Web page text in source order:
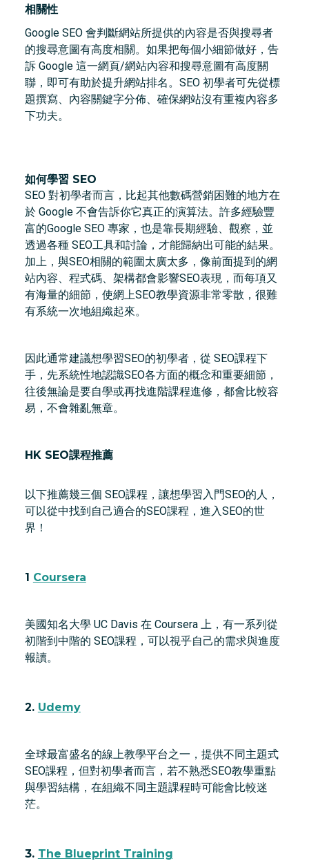
相關性
Google SEO 會判斷網站所提供的內容是否與搜尋者
的搜尋意圖有高度相關。如果把每個小細節做好，告
訴 Google 這一網頁/網站內容和搜尋意圖有高度關
聯，即可有助於提升網站排名。SEO 初學者可先從標
題撰寫、內容關鍵字分佈、確保網站沒有重複內容多
下功夫。
如何學習 SEO
SEO 對初學者而言，比起其他數碼營銷困難的地方在
於 Google 不會告訴你它真正的演算法。許多經驗豐
富的Google SEO 專家，也是靠長期經驗、觀察，並
透過各種 SEO工具和討論，才能歸納出可能的結果。
加上，與SEO相關的範圍太廣太多，像前面提到的網
站內容、程式碼、架構都會影響SEO表現，而每項又
有海量的細節，使網上SEO教學資源非常零散，很難
有系統一次地組織起來。
因此通常建議想學習SEO的初學者，從 SEO課程下
手，先系統性地認識SEO各方面的概念和重要細節，
往後無論是要自學或再找進階課程進修，都會比較容
易，不會雜亂無章。
HK SEO課程推薦
以下推薦幾三個 SEO課程，讓想學習入門SEO的人，
可以從中找到自己適合的SEO課程，進入SEO的世
界！
1 Coursera
美國知名大學 UC Davis 在 Coursera 上，有一系列從
初階到中階的 SEO課程，可以視乎自己的需求與進度
報讀。
2. Udemy
全球最富盛名的線上教學平台之一，提供不同主題式
SEO課程，但對初學者而言，若不熟悉SEO教學重點
與學習結構，在組織不同主題課程時可能會比較迷
茫。
3. The Blueprint Training